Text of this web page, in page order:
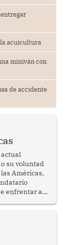
entregar
acuicultura
miniván con
de accidente
su voluntad
Américas,
enfrentar al